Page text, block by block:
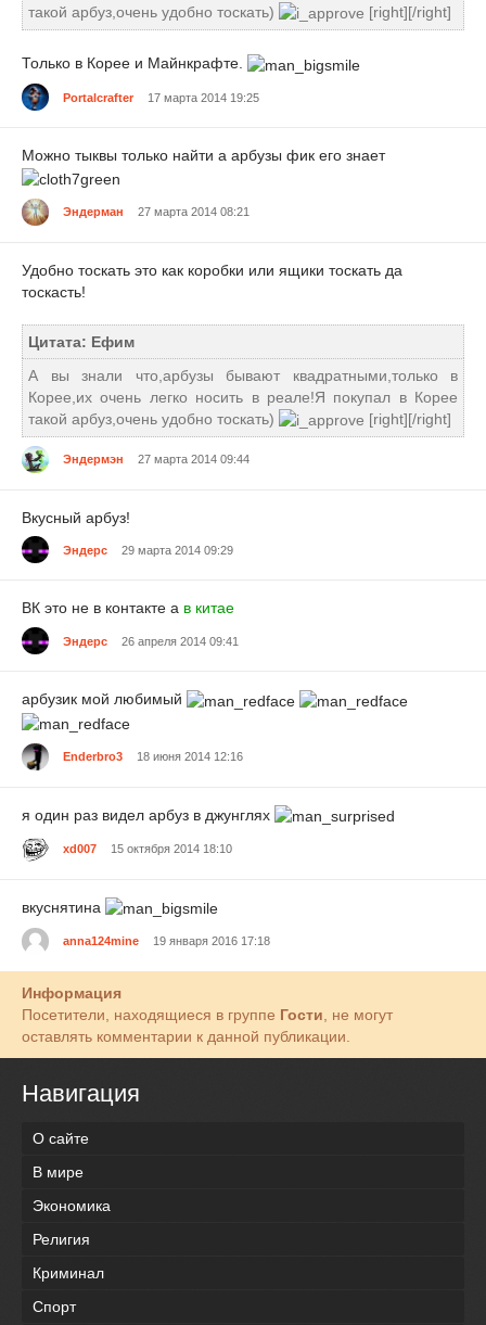
такой арбуз,очень удобно тоскать)
[right][/right]
Только в Корее и Майнкрафте.
Portalcrafter 17 марта 2014 19:25
Можно тыквы только найти а арбузы фик его знает
Эндерман 27 марта 2014 08:21
Удобно тоскать это как коробки или ящики тоскать да
тоскасть!
Цитата: Ефим
А вы знали что,арбузы бывают квадратными,только в
Корее,их очень легко носить в реале!Я покупал в Корее
такой арбуз,очень удобно тоскать)
[right][/right]
Эндермэн 27 марта 2014 09:44
Вкусный арбуз!
Эндерс 29 марта 2014 09:29
ВК это не в контакте а в китае
Эндерс 26 апреля 2014 09:41
арбузик мой любимый
Enderbro3 18 июня 2014 12:16
я один раз видел арбуз в джунглях
xd007 15 октября 2014 18:10
вкуснятина
anna124mine 19 января 2016 17:18
Информация
Посетители, находящиеся в группе Гости , не могут
оставлять комментарии к данной публикации.
Навигация
О сайте
В мире
Экономика
Религия
Криминал
Спорт